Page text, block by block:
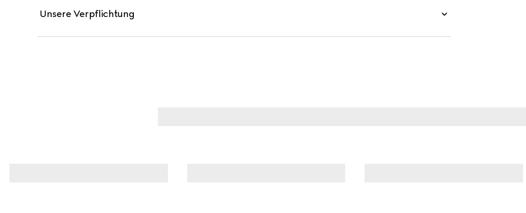
Unsere Verpflichtung